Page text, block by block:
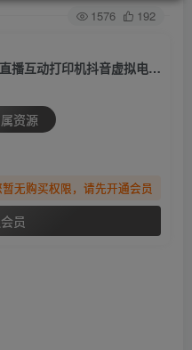
1576 192
（6841期）外面收费108的听云直播互动打印机抖音虚拟电子打印头像语音播报祝福语软件
资源
暂无购买权限，请先开通会员
员